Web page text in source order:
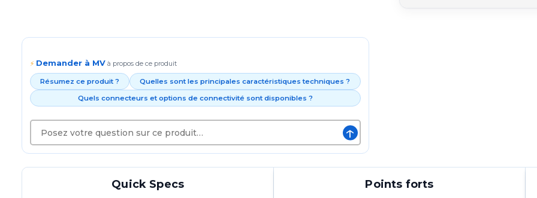
⚡ Demander à MV à propos de ce produit
Résumez ce produit ?
Quelles sont les principales caractéristiques techniques ?
Quels connecteurs et options de connectivité sont disponibles ?
↑
Quick Specs Points forts